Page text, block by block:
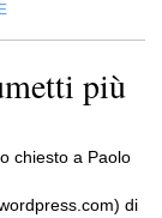
più
chiesto a Paolo
di